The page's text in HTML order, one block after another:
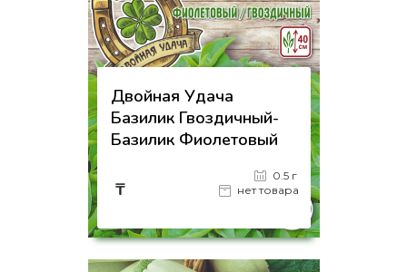
Двойная Удача
Базилик Гвоздичный-
Базилик Фиолетовый
₸
0.5 г
нет товара
на страницу товара